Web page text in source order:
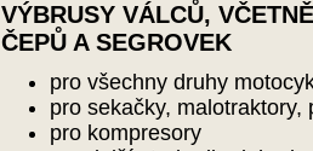
VÝBRUSY VÁLCŮ,
ČEPŮ A SEGROVEK
pro všechny druhy
pro sekačky, malotraktory,
pro kompresory